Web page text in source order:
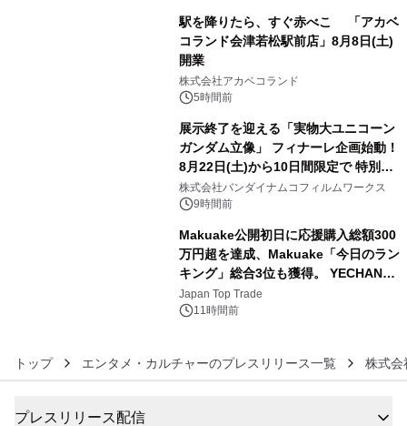
駅を降りたら、すぐ赤べこ 「アカベ
コランド会津若松駅前店」8月8日(土)
開業
株式会社アカベコランド
5時間前
展示終了を迎える「実物大ユニコーン
ガンダム立像」 フィナーレ企画始動！
8月22日(土)から10日間限定で 特別映
像『UNICORN GUNDAM Statue ―
BEYOND POSSIBILITY ―』を上映！
株式会社バンダイナムコフィルムワークス
9時間前
Makuake公開初日に応援購入総額300
万円超を達成、Makuake「今日のラン
キング」総合3位も獲得。 YECHAN音
浴シンギングボウル第2弾の大型サイ
ズ（XL・2XL・3XL）を先行販売中
Japan Top Trade
11時間前
トップ エンタメ・カルチャーのプレスリリース一覧 株式
プレスリリース配信